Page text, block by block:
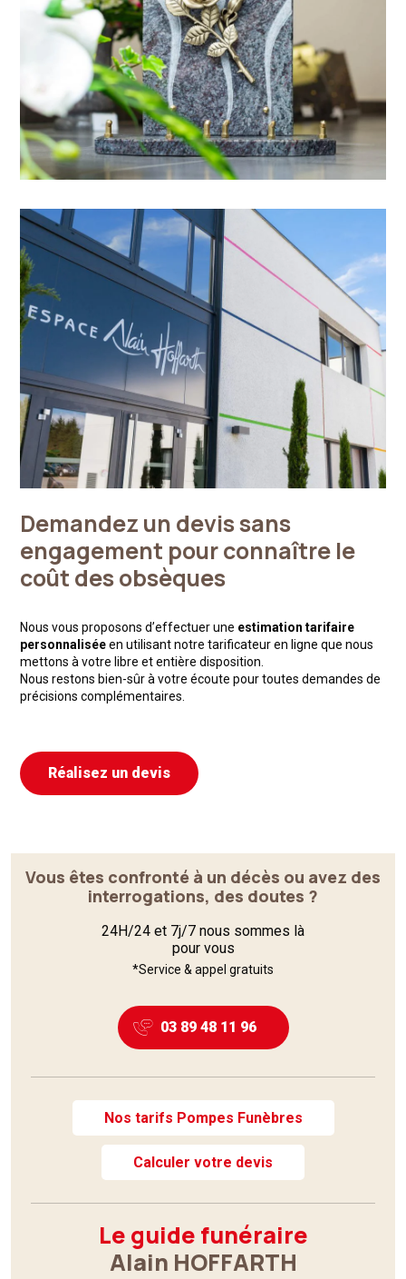
Demandez un devis sans
engagement pour connaître le
coût des obsèques
Nous vous proposons d’effectuer une estimation tarifaire
personnaliséeen utilisant notre tarificateur en ligne que nous
mettons à votre libre et entière disposition.
Nous restons bien-sûr à votre écoute pour toutes demandes de
précisions complémentaires.
Réalisez un devis
Vous êtes confronté à un décès ou avez des
interrogations, des doutes ?
24H/24 et 7j/7 nous sommes là
pour vous
*Service & appel gratuits
03 89 48 11 96
Nos tarifs Pompes Funèbres
Calculer votre devis
Le guide funéraire
Alain HOFFARTH